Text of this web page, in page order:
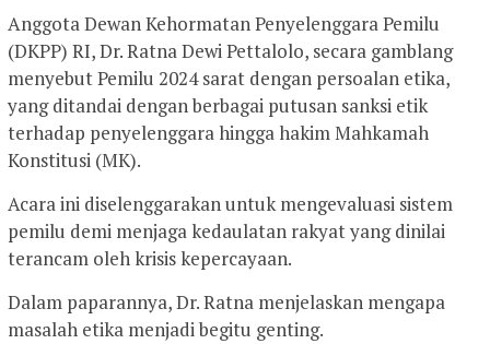
Anggota Dewan Kehormatan Penyelenggara Pemilu
(DKPP) RI, Dr. Ratna Dewi Pettalolo, secara gamblang
menyebut Pemilu 2024 sarat dengan persoalan etika,
yang ditandai dengan berbagai putusan sanksi etik
terhadap penyelenggara hingga hakim Mahkamah
Konstitusi (MK).
Acara ini diselenggarakan untuk mengevaluasi sistem
pemilu demi menjaga kedaulatan rakyat yang dinilai
terancam oleh krisis kepercayaan.
Dalam paparannya, Dr. Ratna menjelaskan mengapa
masalah etika menjadi begitu genting.